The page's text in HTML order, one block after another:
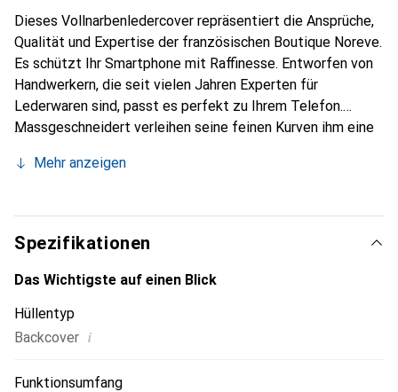
Dieses Vollnarbenledercover repräsentiert die Ansprüche,
Qualität und Expertise der französischen Boutique Noreve.
Es schützt Ihr Smartphone mit Raffinesse. Entworfen von
Handwerkern, die seit vielen Jahren Experten für
Lederwaren sind, passt es perfekt zu Ihrem Telefon.
Massgeschneidert verleihen seine feinen Kurven ihm eine
Accessoire Ihres Smartphones. International anerkannt für
sichere Wahl für eine anspruchsvolle Kundschaft.
Mehr anzeigen
Spezifikationen
Das Wichtigste auf einen Blick
Hüllentyp
Backcover i
Funktionsumfang